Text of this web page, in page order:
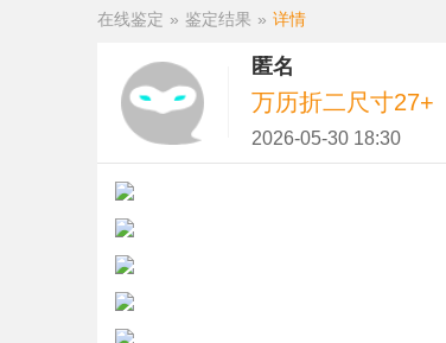
在线鉴定 » 鉴定结果 » 详情
匿名
万历折二尺寸27+
2026-05-30 18:30